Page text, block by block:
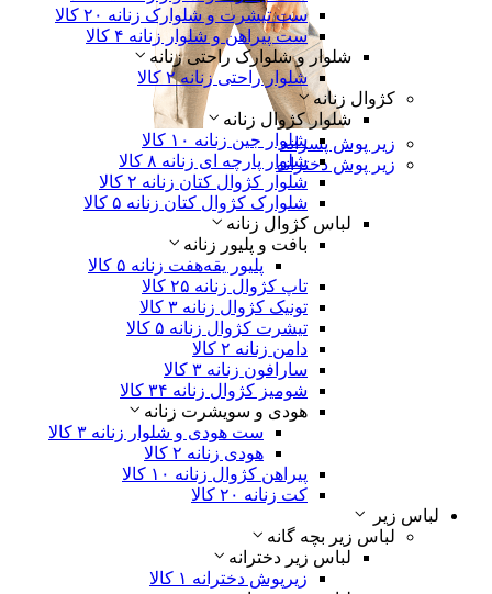
زیر پوش پسرانه
زیر پوش دخترانه
ست تیشرت و شلوارک زنانه
ست پیراهن و شلوار زنانه
شلوار و شلوارک راحتی زنانه
شلوار راحتی زنانه۲ کالا
کژوال زنانه
شلوار کژوال زنانه
شلوار جین زنانه
شلوار پارچه ای زنانه
شلوار کژوال کتان زنانه
شلوارک کژوال کتان زنانه
لباس‌ کژوال زنانه
بافت و پلیور زنانه
پلیور یقه‌هفت زنانه
تاپ کژوال زنانه
تونیک کژوال زنانه
تیشرت کژوال زنانه
دامن زنانه
سارافون زنانه
شومیز کژوال زنانه
هودی و سویشرت زنانه
ست هودی و شلوار زنانه
هودی زنانه
پیراهن کژوال زنانه
کت زنانه
لباس زیر
لباس زیر بچه گانه
لباس زیر دخترانه
زیرپوش دخترانه